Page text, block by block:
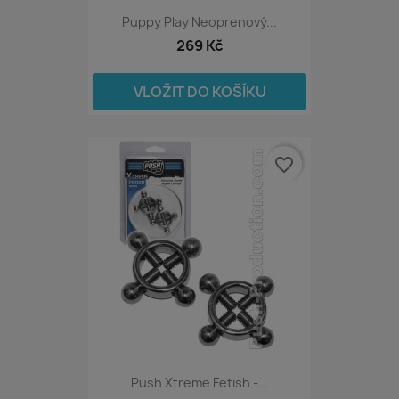
Puppy Play Neoprenový...
269 Kč
VLOŽIT DO KOŠÍKU
Push Xtreme Fetish -...
favorite_border